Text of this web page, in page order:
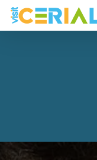
Vai
contenuto